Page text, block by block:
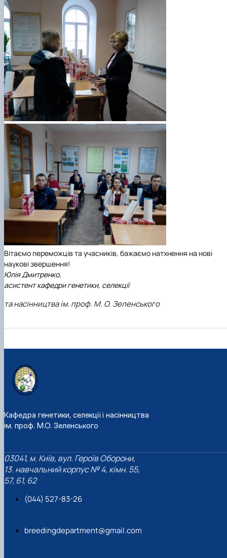
Вітаємо переможців та учасників, бажаємо натхнення на нові
наукові звершення!
Юлія Дмитренко,
асистент кафедри генетики, селекції
та насінництва ім. проф. М. О. Зеленського
Кафедра генетики, селекції і насінництва
ім. проф. М.О. Зеленського
03041, м. Київ, вул. Героїв Оборони,
13. навчальний корпус № 4, кімн. 55,
57, 61, 62
(044) 527-83-26
breedingdepartment@gmail.com